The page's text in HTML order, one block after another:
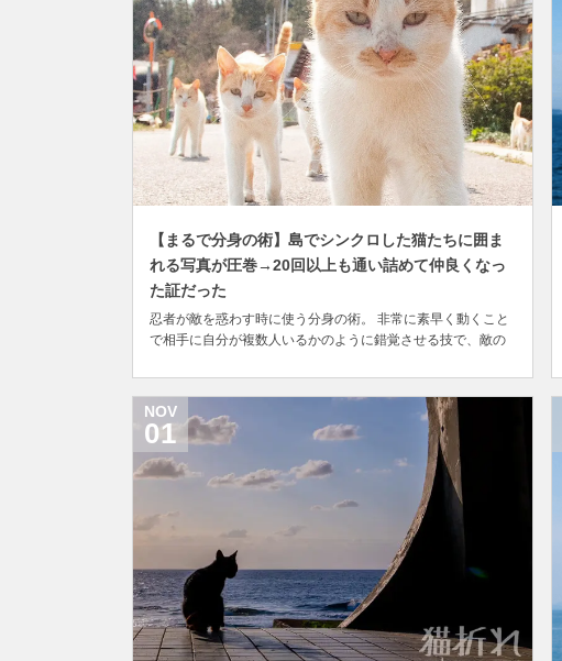
【まるで分身の術】島でシンクロした猫たちに囲ま
れる写真が圧巻→20回以上も通い詰めて仲良くなっ
た証だった
忍者が敵を惑わす時に使う分身の術。 非常に素早く動くこと
で相手に自分が複数人いるかのように錯覚させる技で、敵の
ると言われていますが、もちろんこれはアニメや漫画などフ
ィクションの世界における話。現実世界の人間では分身を作
り出すほど早い動きをすることはできません。 しか...
NOV
01